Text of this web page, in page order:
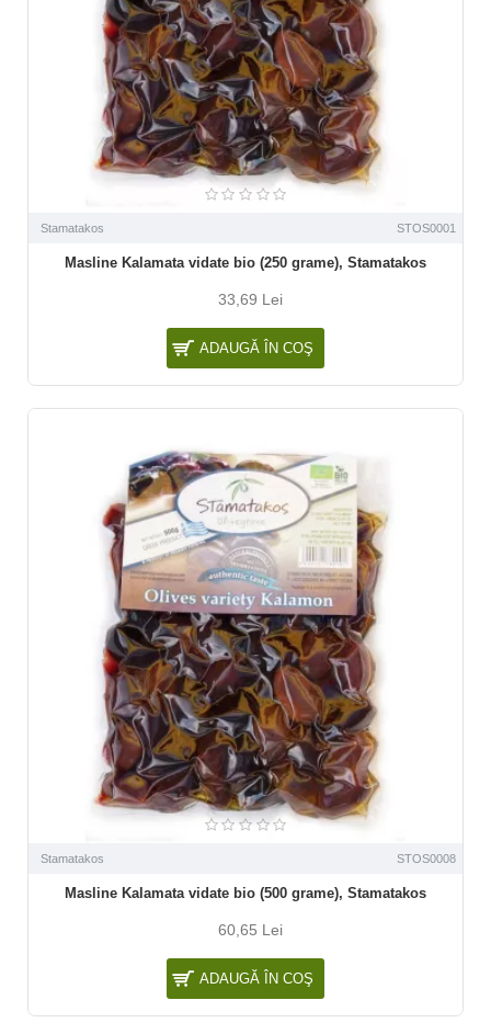
Stamatakos STOS0001
Masline Kalamata vidate bio (250 grame), Stamatakos
33,69 Lei
ADAUGĂ ÎN COŞ
Stamatakos STOS0008
Masline Kalamata vidate bio (500 grame), Stamatakos
60,65 Lei
ADAUGĂ ÎN COŞ